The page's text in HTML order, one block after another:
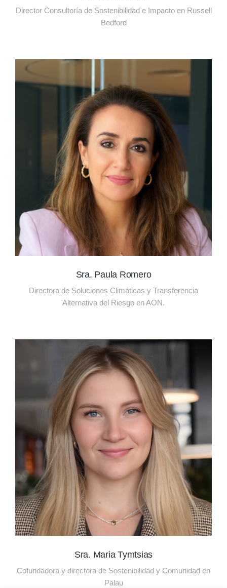
Director Consultoría de Sostenibilidad e Impacto en Russell
Bedford
Sra. Paula Romero
Directora de Soluciones Climáticas y Transferencia
Alternativa del Riesgo en AON.
Sra. Maria Tymtsias
Cofundadora y directora de Sostenibilidad y Comunidad en
Palau